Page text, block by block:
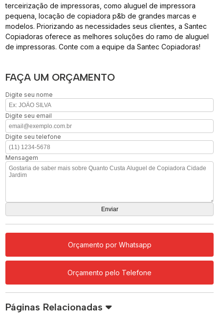
terceirização de impressoras, como aluguel de impressora
pequena, locação de copiadora p&b de grandes marcas e
modelos. Priorizando as necessidades seus clientes, a Santec
Copiadoras oferece as melhores soluções do ramo de aluguel
de impressoras. Conte com a equipe da Santec Copiadoras!
FAÇA UM ORÇAMENTO
Digite seu nome
Digite seu email
Digite seu telefone
Mensagem
Orçamento por Whatsapp
Orçamento pelo Telefone
Páginas Relacionadas